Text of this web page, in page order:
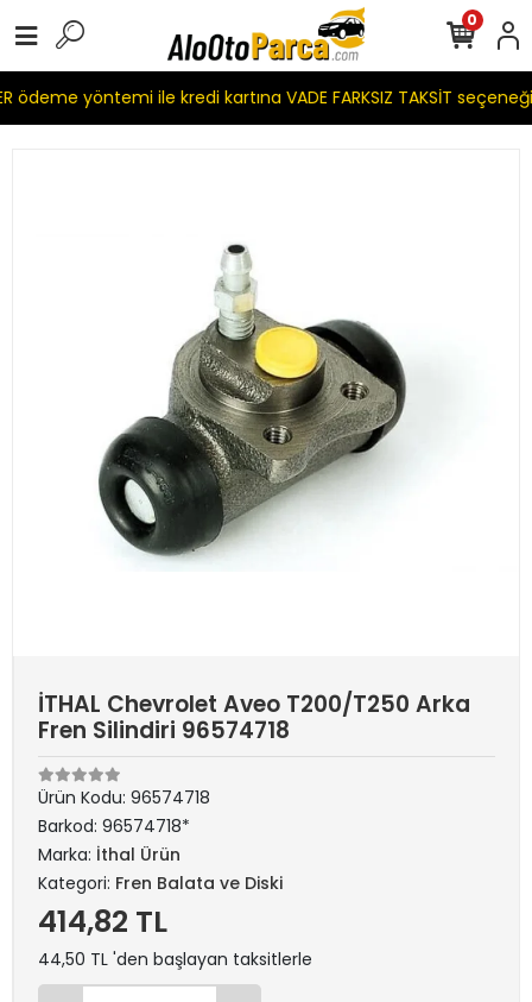
ödeme yöntemi ile kredi kartına VADE FARKSIZ TAKSİT
0
İTHAL Chevrolet Aveo T200/T250 Arka
Fren Silindiri 96574718
Ürün Kodu: 96574718
Barkod: 96574718*
Marka: İthal Ürün
Kategori: Fren Balata ve Diski
414,82 TL
44,50 TL 'den başlayan taksitlerle